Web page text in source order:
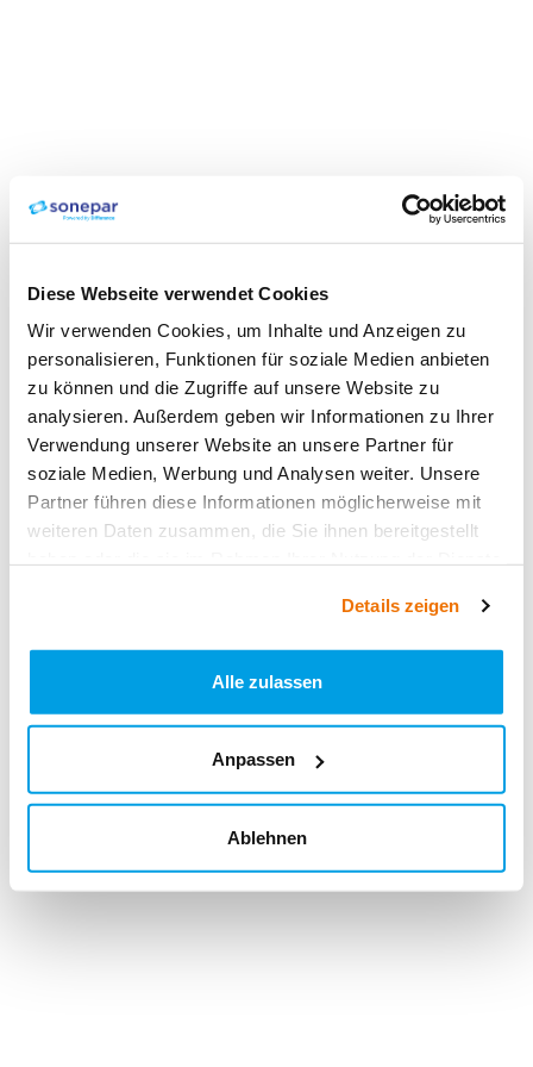
Diese Webseite verwendet Cookies
Wir verwenden Cookies, um Inhalte und Anzeigen zu
personalisieren, Funktionen für soziale Medien anbieten
zu können und die Zugriffe auf unsere Website zu
analysieren. Außerdem geben wir Informationen zu Ihrer
Verwendung unserer Website an unsere Partner für
soziale Medien, Werbung und Analysen weiter. Unsere
Partner führen diese Informationen möglicherweise mit
weiteren Daten zusammen, die Sie ihnen bereitgestellt
Details zeigen
Alle zulassen
Anpassen
Ablehnen